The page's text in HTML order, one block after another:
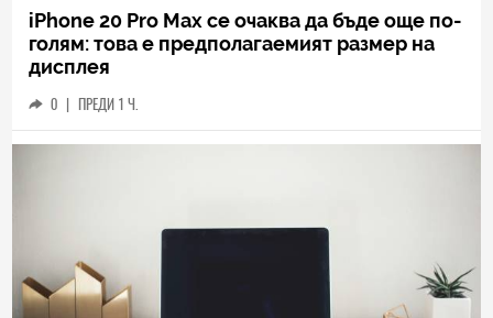
iPhone 20 Pro Max се очаква да бъде още по-
голям: това е предполагаемият размер на
дисплея
0 | ПРЕДИ 1 Ч.